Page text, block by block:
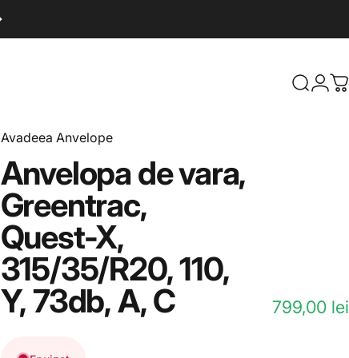
Căutare
Log
Avadeea Anvelope
Anvelopa devara,
Greentrac,
Quest-X,
315/35/R20,110,
Y,73db,A,C 799,00 lei